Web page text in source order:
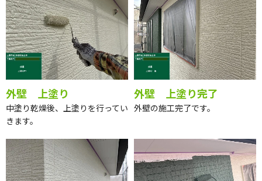
外壁 上塗り
中塗り乾燥後、上塗りを行ってい
きます。
外壁 上塗り完了
外壁の施工完了です。